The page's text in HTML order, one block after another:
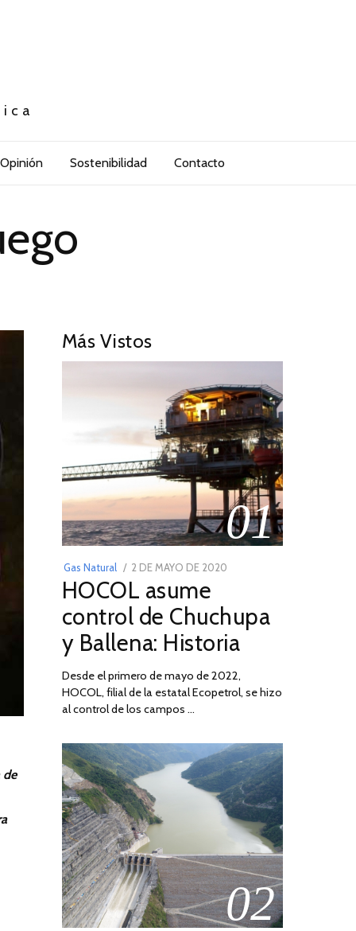
Opinión Sostenibilidad Contacto
de
Más Vistos
01
Gas Natural
POSTED
ON
2 DE MAYO DE 2020
DE
2026
HOCOL asume
control de Chuchupa
y Ballena: Historia
Desde el primero de mayo de 2022,
HOCOL, filial de la estatal Ecopetrol, se hizo
al control de los campos …
02